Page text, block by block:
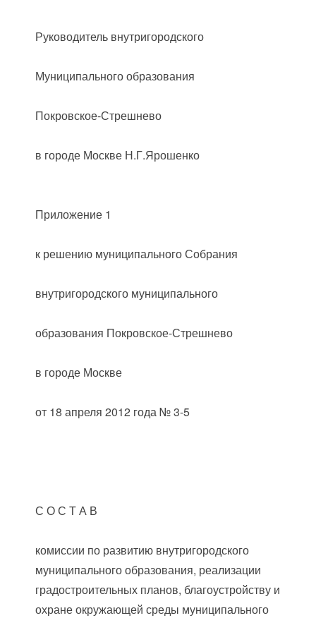
Руководитель внутригородского
Муниципального образования
Покровское-Стрешнево
в городе Москве Н.Г.Ярошенко
Приложение 1
к решению муниципального Собрания
внутригородского муниципального
образования Покровское-Стрешнево
в городе Москве
от 18 апреля 2012 года № 3-5
С О С Т А В
комиссии по развитию внутригородского
муниципального образования, реализации
градостроительных планов, благоустройству и
охране окружающей среды муниципального